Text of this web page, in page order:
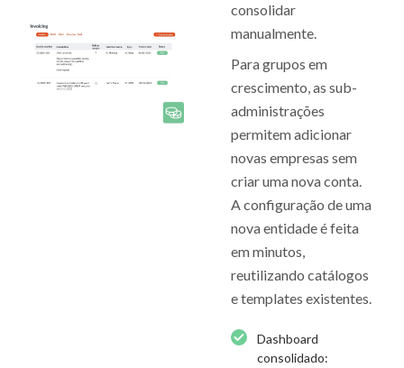
consolidar
manualmente.
Para grupos em
crescimento, as sub-
administrações
permitem adicionar
novas empresas sem
criar uma nova conta.
A configuração de uma
nova entidade é feita
em minutos,
reutilizando catálogos
e templates existentes.
Dashboard
consolidado: